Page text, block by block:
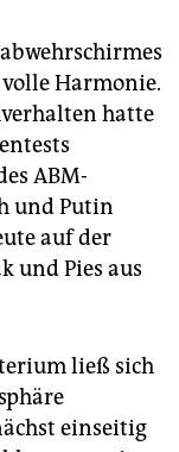
Harmonie.
hatte
ABM-
und Putin
auf der
und Pies aus
ließ sich
einseitig